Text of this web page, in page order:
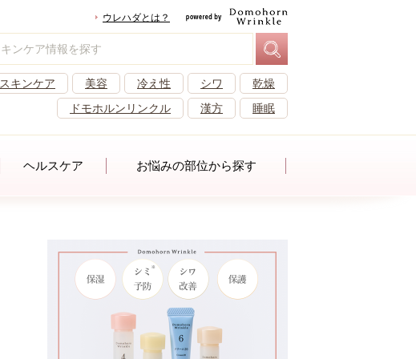
ウレハダとは？
スキンケア 美容 冷え性 シワ
乾燥
ドモホルンリンクル
漢方 睡眠
ヘルスケア お悩みの部位から探す